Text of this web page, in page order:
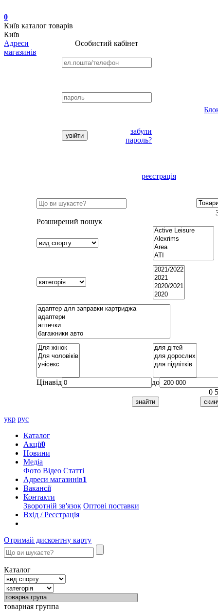
0
Київ каталог товарів
Київ
Адреси
магазинів
Особистий кабінет
забули
пароль?
реєстрація
Розширений пошук
Цінавід
до
0
укр рус
Каталог
Акції0
Новини
Медіа
Фото Відео Статті
Адреси магазинів1
Вакансії
Контакти
Зворотній зв'язок Оптові поставки
Вхід / Реєстрація
Отримай дисконтну карту
Каталог
товарная группа